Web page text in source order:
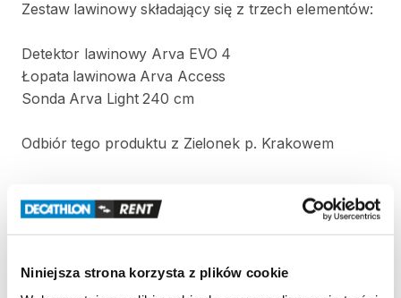
Niniejsza strona korzysta z plików cookie
Zestaw lawinowy składający się z trzech elementów:
Detektor lawinowy Arva EVO 4
Łopata lawinowa Arva Access
Sonda Arva Light 240 cm
Odbiór tego produktu z Zielonek p. Krakowem
Zasady wypożyczenia
Ten sprzęt sportowy wypożyczany jest przez